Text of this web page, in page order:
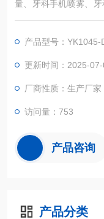
量、牙科手机喷雾、牙
科手机综合性能的评
产品型号：YK1045-
更新时间：2025-07-
厂商性质：生产厂家
访问量：753
产品咨询
产品分类